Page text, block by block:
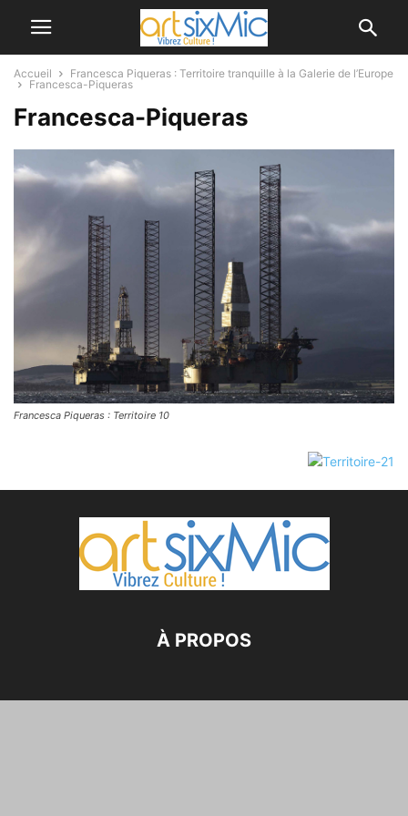
Accueil
Francesca Piqueras : Territoire tranquille à la Galerie de l’Europe
Francesca-Piqueras
Francesca-Piqueras
Francesca Piqueras : Territoire 10
À PROPOS